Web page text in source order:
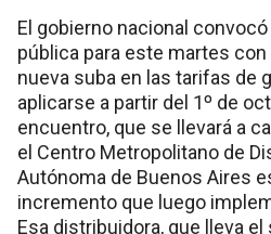
El gobierno nacional
pública para este martes
nueva suba en las tarifas de
aplicarse a partir del 1º de
encuentro, que se llevará a
el Centro Metropolitano de
Autónoma de Buenos Aires
incremento que luego
Esa distribuidora, que lleva